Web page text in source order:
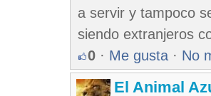
a servir y tampoco
siendo extranjeros
0 · Me gusta · No
El Animal